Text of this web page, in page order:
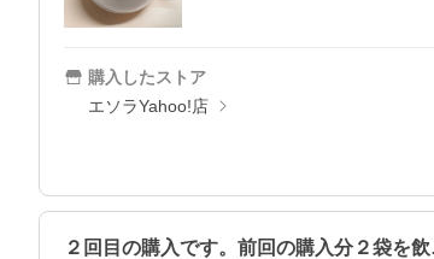
購入したストア
エソラYahoo!店
２回目の購入です。前回の購入分２袋を